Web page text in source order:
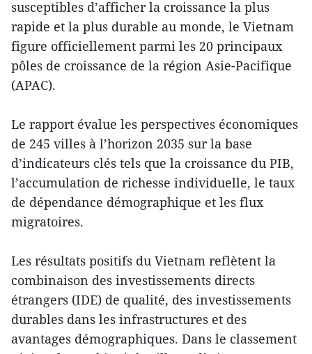
susceptibles d’afficher la croissance la plus
rapide et la plus durable au monde, le Vietnam
figure officiellement parmi les 20 principaux
pôles de croissance de la région Asie-Pacifique
(APAC).
Le rapport évalue les perspectives économiques
de 245 villes à l’horizon 2035 sur la base
d’indicateurs clés tels que la croissance du PIB,
l’accumulation de richesse individuelle, le taux
de dépendance démographique et les flux
migratoires.
Les résultats positifs du Vietnam reflètent la
combinaison des investissements directs
étrangers (IDE) de qualité, des investissements
durables dans les infrastructures et des
avantages démographiques. Dans le classement